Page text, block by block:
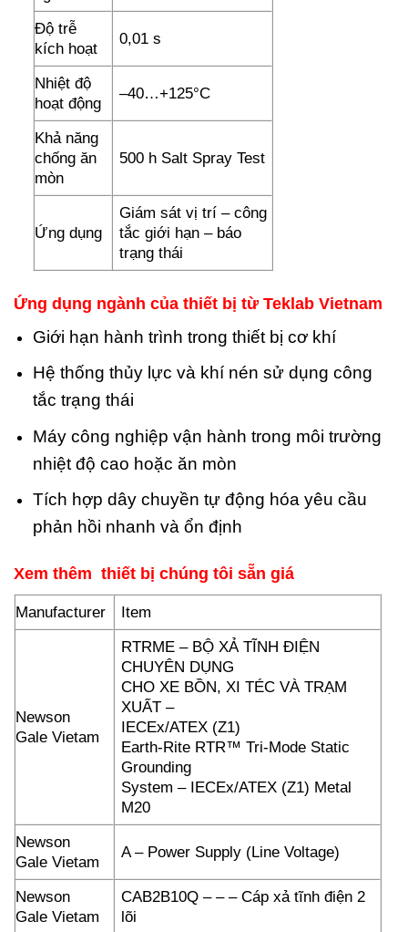
Độ trễ
kích hoạt
0,01 s
Nhiệt độ
hoạt động
–40…+125°C
Khả năng
chống ăn
mòn
500 h Salt Spray Test
Ứng dụng
Giám sát vị trí – công
tắc giới hạn – báo
trạng thái
Ứng dụng ngành của thiết bị từ Teklab Vietnam
Giới hạn hành trình trong thiết bị cơ khí
Hệ thống thủy lực và khí nén sử dụng công
tắc trạng thái
Máy công nghiệp vận hành trong môi trường
nhiệt độ cao hoặc ăn mòn
Tích hợp dây chuyền tự động hóa yêu cầu
phản hồi nhanh và ổn định
Xem thêm thiết bị chúng tôi sẵn giá
Manufacturer Item
Newson
Gale Vietam
RTRME – BỘ XẢ TĨNH ĐIỆN
CHUYÊN DỤNG
CHO XE BỒN, XI TÉC VÀ TRẠM
XUẤT –
IECEx/ATEX (Z1)
Earth-Rite RTR™ Tri-Mode Static
Grounding
System – IECEx/ATEX (Z1) Metal
M20
Newson
Gale Vietam
A – Power Supply (Line Voltage)
Newson
Gale Vietam
CAB2B10Q – – – Cáp xả tĩnh điện 2
lõi